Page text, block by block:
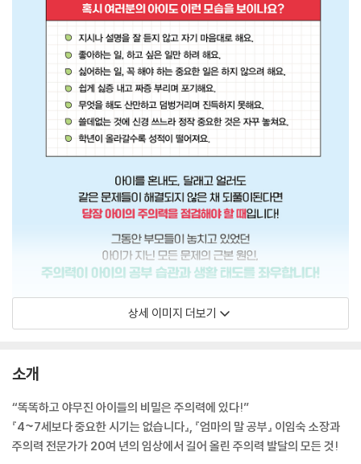
상세 이미지 더보기
소개
“똑똑하고 야무진 아이들의 비밀은 주의력에 있다!”
『4~7세보다 중요한 시기는 없습니다』, 『엄마의 말 공부』 이임숙 소장과
주의력 전문가가 20여 년의 임상에서 길어 올린 주의력 발달의 모든 것!